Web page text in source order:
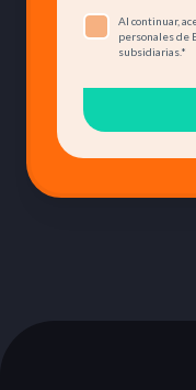
Al continuar,
personales de
subsidiarias.*